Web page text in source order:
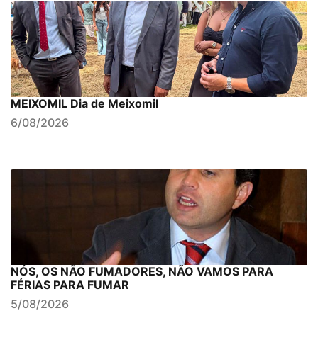
MEIXOMIL Dia de Meixomil
6/08/2026
NÓS, OS NÃO FUMADORES, NÃO VAMOS PARA
FÉRIAS PARA FUMAR
5/08/2026